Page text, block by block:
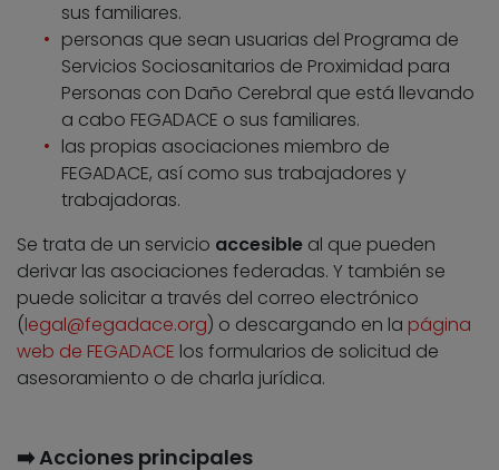
sus familiares.
personas que sean usuarias del Programa de
Servicios Sociosanitarios de Proximidad para
Personas con Daño Cerebral que está llevando
a cabo FEGADACE o sus familiares.
las propias asociaciones miembro de
FEGADACE, así como sus trabajadores y
trabajadoras.
Se trata de un servicio accesible al que pueden
derivar las asociaciones federadas. Y también se
puede solicitar a través del correo electrónico
(legal@fegadace.org) o descargando en la página
web de FEGADACE los formularios de solicitud de
asesoramiento o de charla jurídica.
➡️ Acciones principales